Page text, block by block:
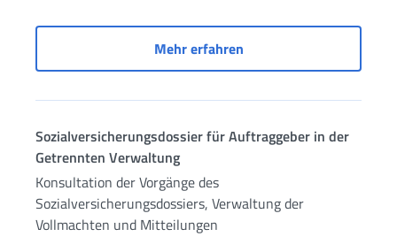
Mehr erfahren
Sozialversicherungsdossier für Auftraggeber in der
Getrennten Verwaltung
Konsultation der Vorgänge des
Sozialversicherungsdossiers, Verwaltung der
Vollmachten und Mitteilungen